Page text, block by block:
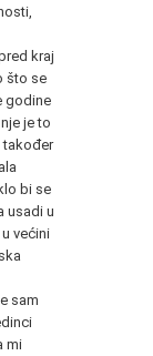
kraj
što se
godine
je to
također
bi se
usadi u
većini
sam
mi